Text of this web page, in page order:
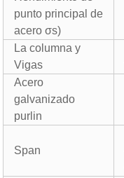
punto principal de
acero σs)
La columna y
Vigas
Acero
galvanizado
purlin
Span